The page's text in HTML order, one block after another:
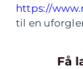
https://
til en
Få